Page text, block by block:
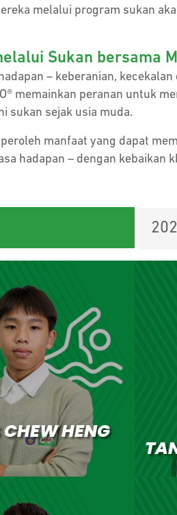
melalui program sukan
Sukan bersama
– keberanian,
memainkan peranan untuk
sukan sejak usia muda.
manfaat yang dapat
hadapan – dengan kebaikan
HENG